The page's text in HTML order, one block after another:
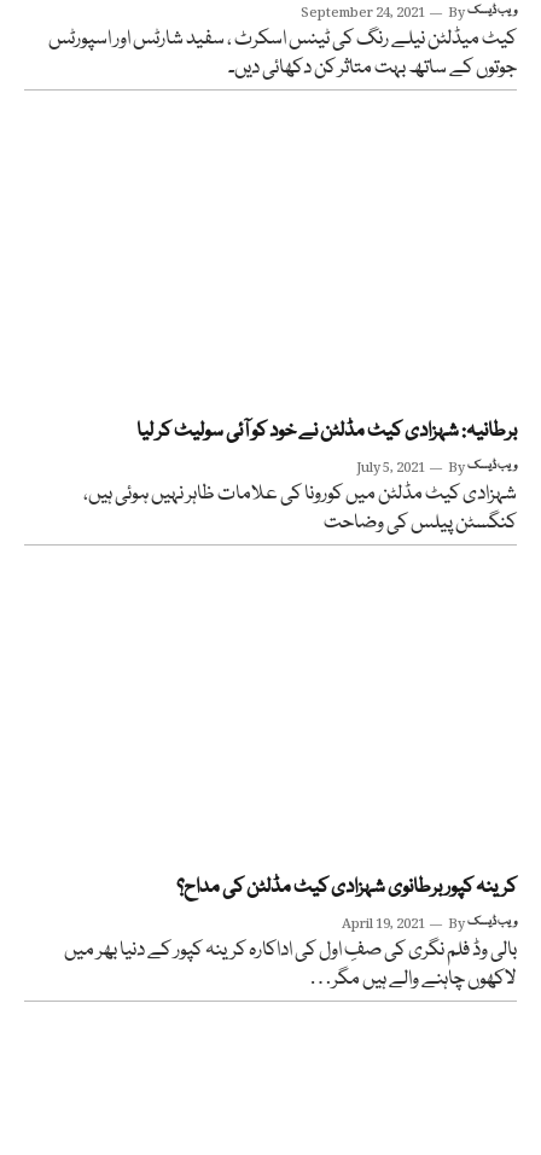
September 24, 2021 Byویب ڈیسک
کیٹ میڈلٹن نیلے رنگ کی ٹینس اسکرٹ ، سفید شارٹس اور اسپورٹس
جوتوں کے ساتھ بہت متاثر کن دکھائی دیں۔
برطانیہ: شہزادی کیٹ مڈلٹن نے خود کو آئی سولیٹ کر لیا
July 5, 2021 Byویب ڈیسک
شہزادی کیٹ مڈلٹن میں کورونا کی علامات ظاہر نہیں ہوئی ہیں،
کنگسٹن پیلس کی وضاحت
کرینہ کپور برطانوی شہزادی کیٹ مڈلٹن کی مداح؟
April 19, 2021 Byویب ڈیسک
بالی وڈ فلم نگری کی صفِ اول کی اداکارہ کرینہ کپور کے دنیا بھر میں
لاکھوں چاہنے والے ہیں مگر…